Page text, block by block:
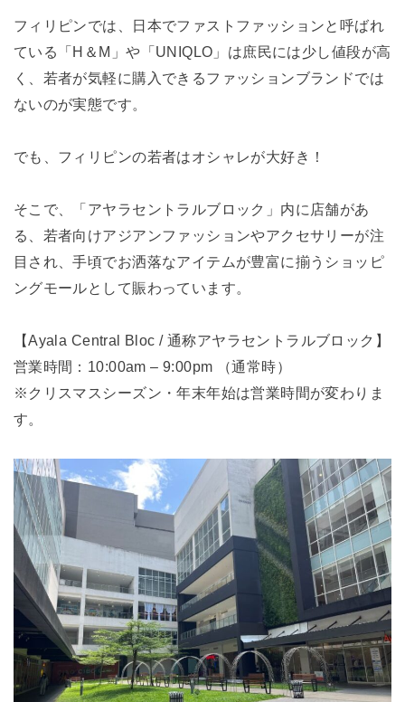
フィリピンでは、日本でファストファッションと呼ばれ
ている「H＆M」や「UNIQLO」は庶民には少し値段が高
く、若者が気軽に購入できるファッションブランドでは
ないのが実態です。
でも、フィリピンの若者はオシャレが大好き！
そこで、「アヤラセントラルブロック」内に店舗があ
る、若者向けアジアンファッションやアクセサリーが注
目され、手頃でお洒落なアイテムが豊富に揃うショッピ
ングモールとして賑わっています。
【Ayala Central Bloc / 通称アヤラセントラルブロック】
営業時間：10:00am – 9:00pm （通常時）
※クリスマスシーズン・年末年始は営業時間が変わりま
す。